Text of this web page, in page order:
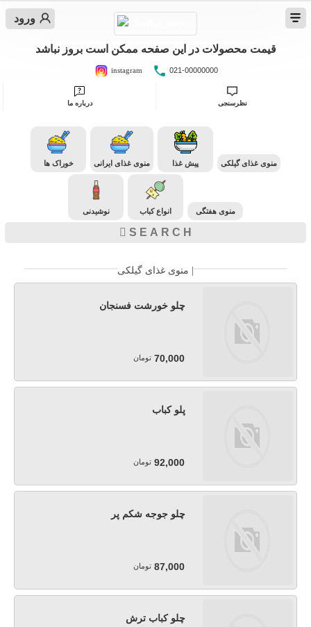
ورود
قیمت محصولات در این صفحه ممکن است بروز نباشد
instagram 021-00000000
درباره ما نظرسنجی
منوی غذای گیلکی پیش غذا منوی غذای ایرانی خوراک ها
منوی هفتگی انواع کباب نوشیدنی
چلو خورشت فسنجان
70,000 تومان
پلو کباب
92,000 تومان
چلو جوجه شکم پر
87,000 تومان
چلو کباب ترش